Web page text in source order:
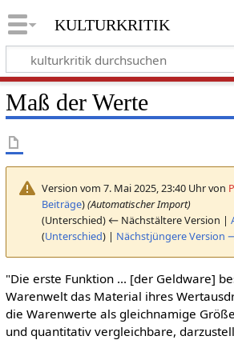
kulturkritik
Maß der Werte
Version vom 7. Mai 2025, 23:40 Uhr von
Beiträge)(Automatischer Import)
(Unterschied) ← Nächstältere Version |
(Unterschied) | Nächstjüngere Version
"Die erste Funktion ... [der Geldware]
Warenwelt das Material ihres
die Warenwerte als gleichnamige
und quantitativ vergleichbare,